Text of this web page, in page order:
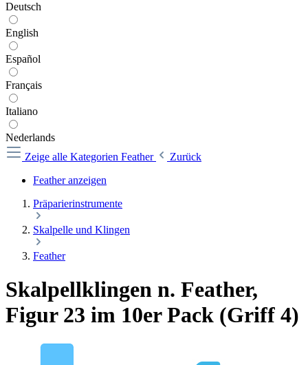
Deutsch
English
Español
Français
Italiano
Nederlands
Zeige alle Kategorien Feather
Zurück
Feather anzeigen
Präparierinstrumente
Skalpelle und Klingen
Feather
Skalpellklingen n. Feather,
Figur 23 im 10er Pack (Griff 4)